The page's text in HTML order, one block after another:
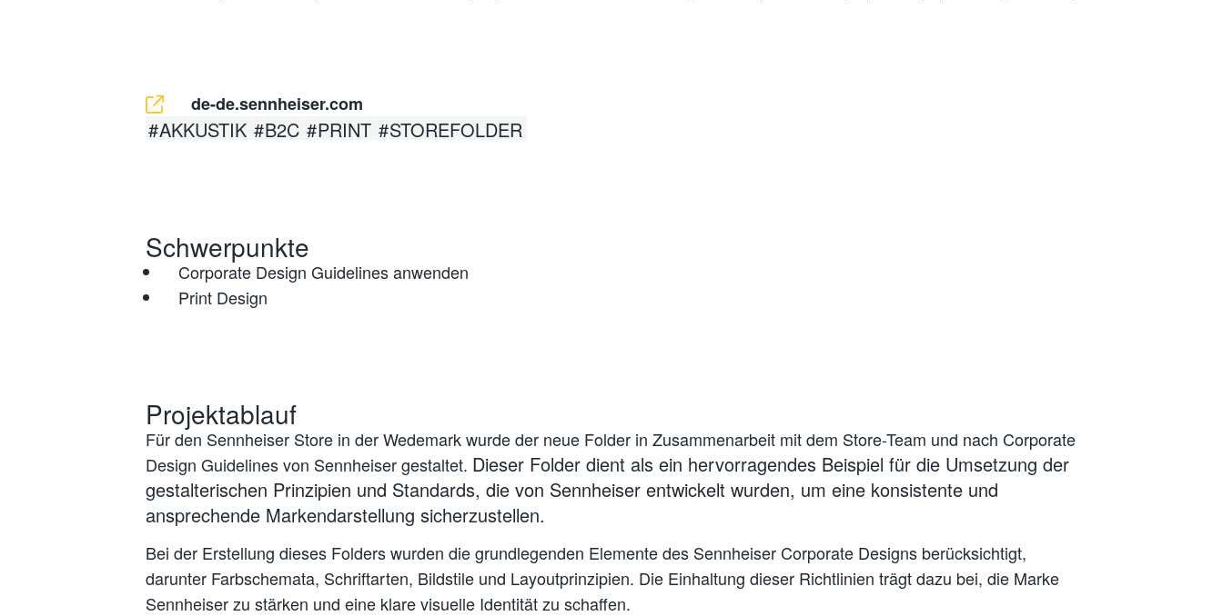
de-de.sennheiser.com
AKKUSTIK B2C PRINT STOREFOLDER
Schwerpunkte
Corporate Design Guidelines anwenden
Print Design
Projektablauf
Für den Sennheiser Store in der Wedemark wurde der neue Folder in Zusammenarbeit mit dem Store-Team und nach Corporate
Design Guidelines von Sennheiser gestaltet. Dieser Folder dient als ein hervorragendes Beispiel für die Umsetzung der
gestalterischen Prinzipien und Standards, die von Sennheiser entwickelt wurden, um eine konsistente und
ansprechende Markendarstellung sicherzustellen.
Bei der Erstellung dieses Folders wurden die grundlegenden Elemente des Sennheiser Corporate Designs berücksichtigt,
darunter Farbschemata, Schriftarten, Bildstile und Layoutprinzipien. Die Einhaltung dieser Richtlinien trägt dazu bei, die Marke
Sennheiser zu stärken und eine klare visuelle Identität zu schaffen.